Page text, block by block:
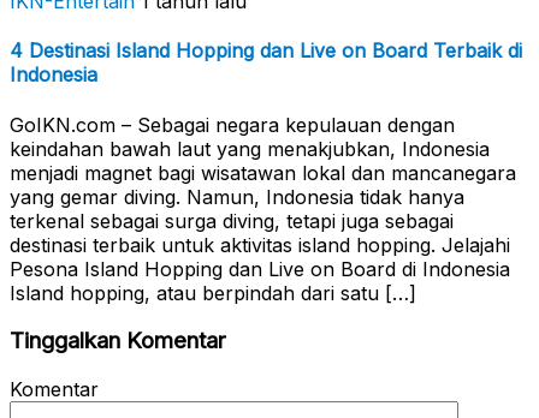
4 Destinasi Island Hopping dan Live on Board Terbaik di
Indonesia
GoIKN.com – Sebagai negara kepulauan dengan
keindahan bawah laut yang menakjubkan, Indonesia
menjadi magnet bagi wisatawan lokal dan mancanegara
yang gemar diving. Namun, Indonesia tidak hanya
terkenal sebagai surga diving, tetapi juga sebagai
destinasi terbaik untuk aktivitas island hopping. Jelajahi
Pesona Island Hopping dan Live on Board di Indonesia
Island hopping, atau berpindah dari satu […]
Tinggalkan Komentar
Komentar